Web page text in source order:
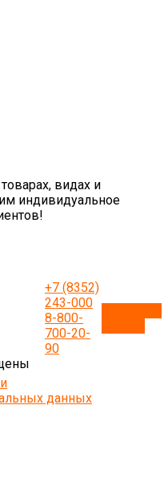
видах и
индивидуальное
+7 (8352)
243-000
8-800-
700-20-
90
данных